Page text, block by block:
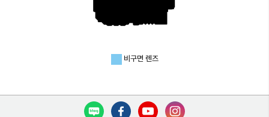
비구면 렌즈